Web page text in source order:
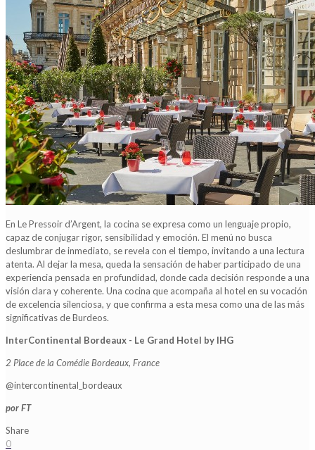
En Le Pressoir d’Argent, la cocina se expresa como un lenguaje propio,
capaz de conjugar rigor, sensibilidad y emoción. El menú no busca
deslumbrar de inmediato, se revela con el tiempo, invitando a una lectura
atenta. Al dejar la mesa, queda la sensación de haber participado de una
experiencia pensada en profundidad, donde cada decisión responde a una
visión clara y coherente. Una cocina que acompaña al hotel en su vocación
de excelencia silenciosa, y que confirma a esta mesa como una de las más
significativas de Burdeos.
InterContinental Bordeaux - Le Grand Hotel by IHG
2 Place de la Comédie Bordeaux, France
@intercontinental_bordeaux
por FT
Share
0